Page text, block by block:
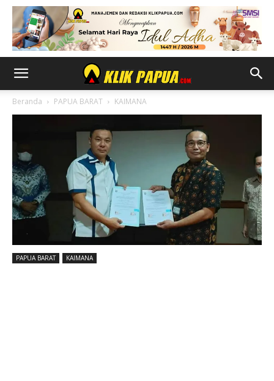
Beranda PAPUA BARAT KAIMANA
PAPUA BARAT KAIMANA